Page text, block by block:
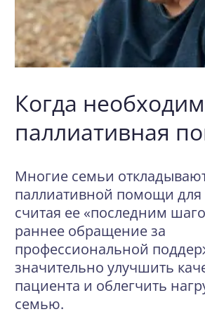
Когда
паллиативная
Многие семьи
паллиативной помощи
считая ее «последним
раннее обращение за
профессиональной
значительно улучшить
пациента и облегчить
семью.